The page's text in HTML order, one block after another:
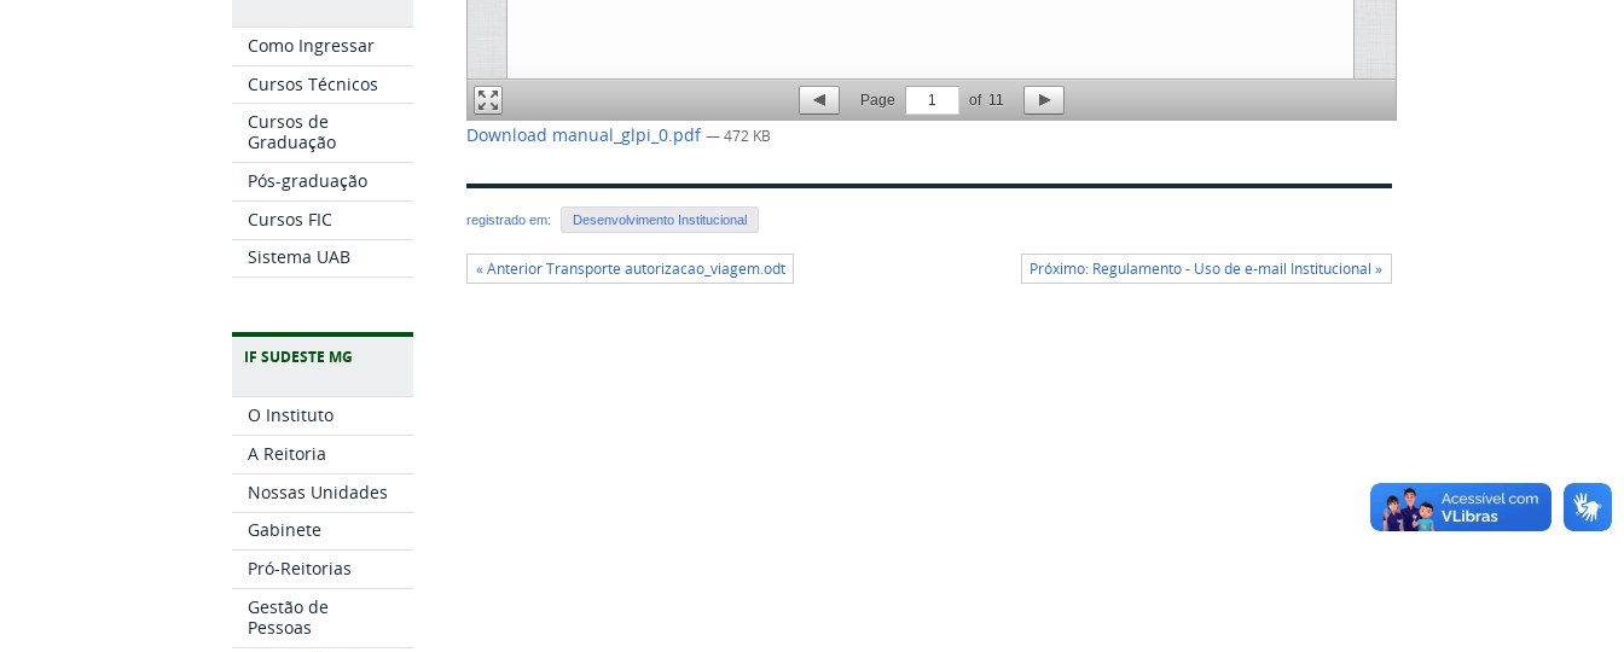
Como Ingressar
Cursos Técnicos
Cursos de
Graduação
Pós-graduação
Cursos FIC
Sistema UAB
IF SUDESTE MG
O Instituto
A Reitoria
Nossas Unidades
Gabinete
Pró-Reitorias
Gestão de
Pessoas
Page 1 of 11
Download manual_glpi_0.pdf— 472 KB
registrado em: Desenvolvimento Institucional
« Anterior Transporte autorizacao_viagem.odt Próximo: Regulamento - Uso de e-mail Institucional »